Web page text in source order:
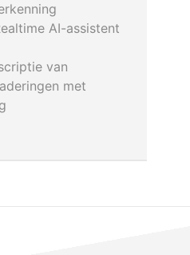
AI-assistent
van
met